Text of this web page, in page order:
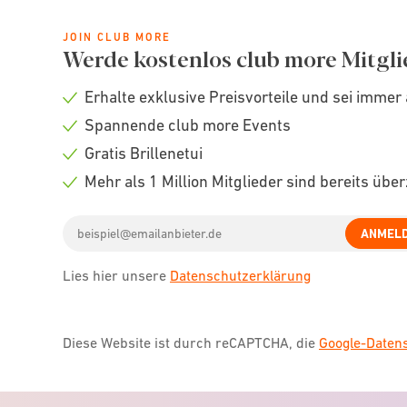
JOIN CLUB MORE
Werde kostenlos club more
Check
Erhalte exklusive Preisvorteile und sei
Check
Spannende club more Events
Check
Gratis Brillenetui
Mehr als 1 Million Mitglieder sind bereits
address
Lies hier unsere Datenschutzerklärung
Diese Website ist durch reCAPTCHA, die Google-